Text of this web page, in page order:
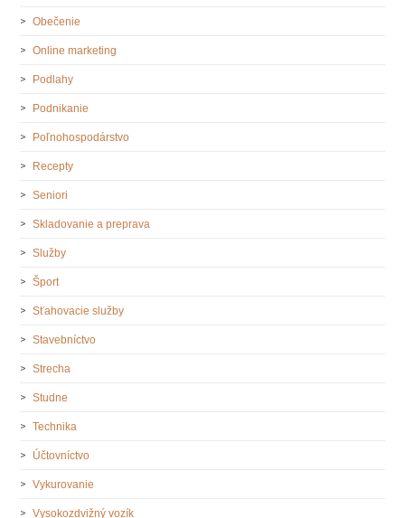
Obečenie
Online marketing
Podlahy
Podnikanie
Poľnohospodárstvo
Recepty
Seniori
Skladovanie a preprava
Služby
Šport
Sťahovacie služby
Stavebníctvo
Strecha
Studne
Technika
Účtovníctvo
Vykurovanie
Vysokozdvižný vozík